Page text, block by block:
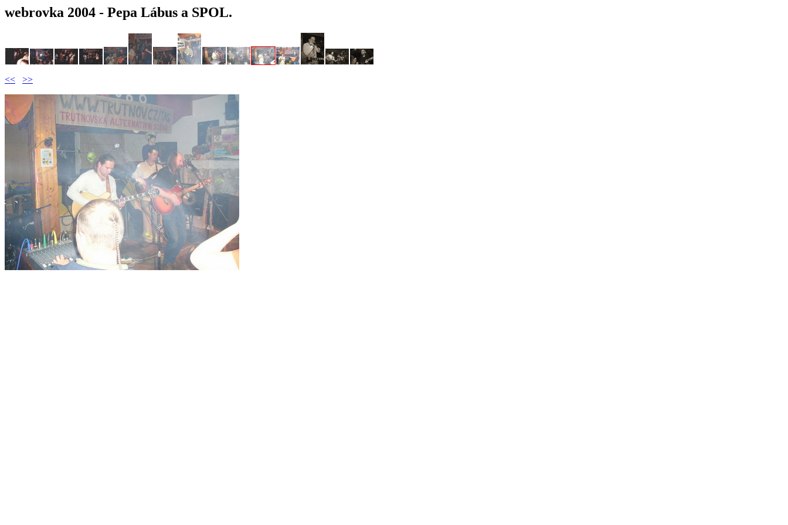
webrovka 2004 - Pepa Lábus a SPOL.
<< >>